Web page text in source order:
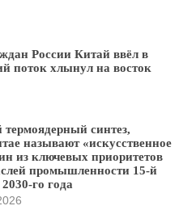
России Китай ввёл в
поток хлынул на восток
синтез,
называют «искусственное
из ключевых приоритетов
промышленности 15-й
го года